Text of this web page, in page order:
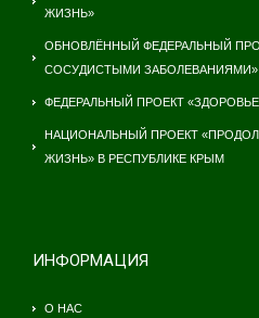
ЖИЗНЬ»
ОБНОВЛЁННЫЙ ФЕДЕРАЛЬНЫЙ
СОСУДИСТЫМИ ЗАБОЛЕВАНИЯМИ»
ФЕДЕРАЛЬНЫЙ ПРОЕКТ
НАЦИОНАЛЬНЫЙ ПРОЕКТ
ЖИЗНЬ» В РЕСПУБЛИКЕ КРЫМ
ИНФОРМАЦИЯ
О НАС